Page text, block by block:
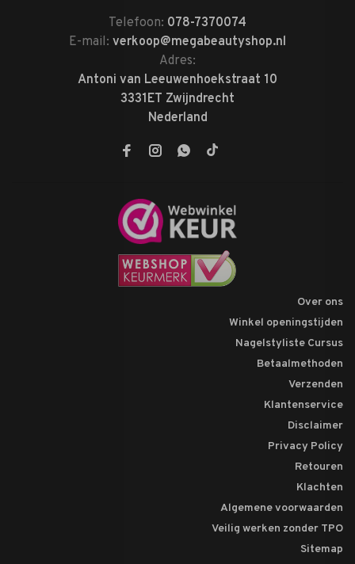
Telefoon: 078-7370074
E-mail: verkoop@megabeautyshop.nl
Adres:
Antoni van Leeuwenhoekstraat 10
3331ET Zwijndrecht
Nederland
Over ons
Winkel openingstijden
Nagelstyliste Cursus
Betaalmethoden
Verzenden
Klantenservice
Disclaimer
Privacy Policy
Retouren
Klachten
Algemene voorwaarden
Veilig werken zonder TPO
Sitemap